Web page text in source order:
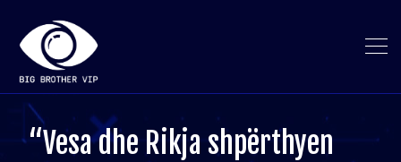
“Vesa dhe Rikja shpërthyen